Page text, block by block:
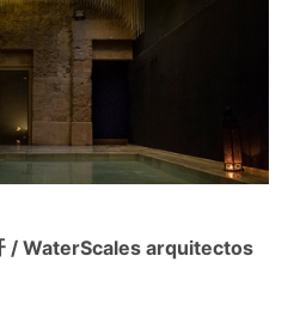
/ WaterScales arquitectos